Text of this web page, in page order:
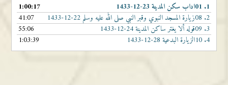
1. 01اداب سكن المدينة 23-12-1433
1:00:17
2. 08زيارة المسجد النبوي وقبر النبي صلى الله عليه وسلم 22-12-1433
41:07
3. 09قوله ألا يغتر ساكن المدينة 24-12-1433
55:06
4. 10الزيارة البدعية 28-12-1433 1:03:39